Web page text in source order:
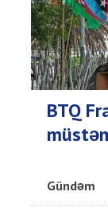
BTQ
Gündəm